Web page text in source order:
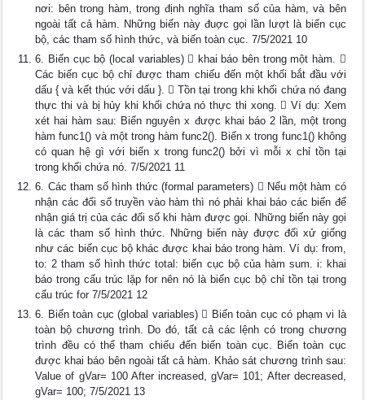
nơi: bên trong hàm, trong định nghĩa tham số của hàm, và bên
ngoài tất cả hàm. Những biến này đuợc gọi lần lượt là biến cục
bộ, các tham số hình thức, và biến toàn cục. 7/5/2021 10
6. Biến cục bộ (local variables)  khai báo bên trong một hàm. 
Các biến cục bộ chỉ được tham chiếu đến một khối bắt đầu với
dấu { và kết thúc với dấu }.  Tồn tại trong khi khối chứa nó đang
thực thi và bị hủy khi khối chứa nó thực thi xong.  Ví dụ: Xem
xét hai hàm sau: Biến nguyên x được khai báo 2 lần, một trong
hàm func1() và một trong hàm func2(). Biến x trong func1() không
có quan hệ gì với biến x trong func2() bởi vì mỗi x chỉ tồn tại
trong khối chứa nó. 7/5/2021 11
6. Các tham số hình thức (formal parameters)  Nếu một hàm có
nhận các đối số truyền vào hàm thì nó phải khai báo các biến để
nhận giá trị của các đối số khi hàm được gọi. Những biến này gọi
là các tham số hình thức. Những biến này được đối xử giống
như các biến cục bộ khác được khai báo trong hàm. Ví dụ: from,
to: 2 tham số hình thức total: biến cục bộ của hàm sum. i: khai
báo trong cấu trúc lặp for nên nó là biến cục bộ chỉ tồn tại trong
cấu trúc for 7/5/2021 12
6. Biến toàn cục (global variables)  Biến toàn cục có phạm vi là
toàn bộ chương trình. Do đó, tất cả các lệnh có trong chương
trình đều có thể tham chiếu đến biến toàn cục. Biến toàn cục
được khai báo bên ngoài tất cả hàm. Khảo sát chương trình sau:
Value of gVar= 100 After increased, gVar= 101; After decreased,
gVar= 100; 7/5/2021 13